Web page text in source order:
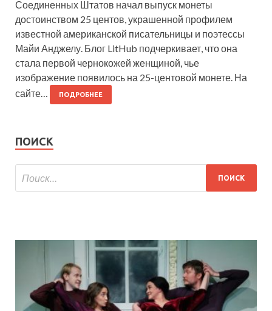
Соединенных Штатов начал выпуск монеты
достоинством 25 центов, украшенной профилем
известной американской писательницы и поэтессы
Майи Анджелу. Блог LitHub подчеркивает, что она
стала первой чернокожей женщиной, чье
изображение появилось на 25-центовой монете. На
сайте…
ПОДРОБНЕЕ
ПОИСК